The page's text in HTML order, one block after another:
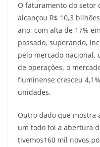
O faturamento do setor
alcançou R$ 10,3
ano, com alta de 17%
passado, superando,
pelo mercado nacional,
de operações, o
fluminense cresceu
unidades.
Outro dado que mostra
um todo foi a abertura
tivemos160 mil novos